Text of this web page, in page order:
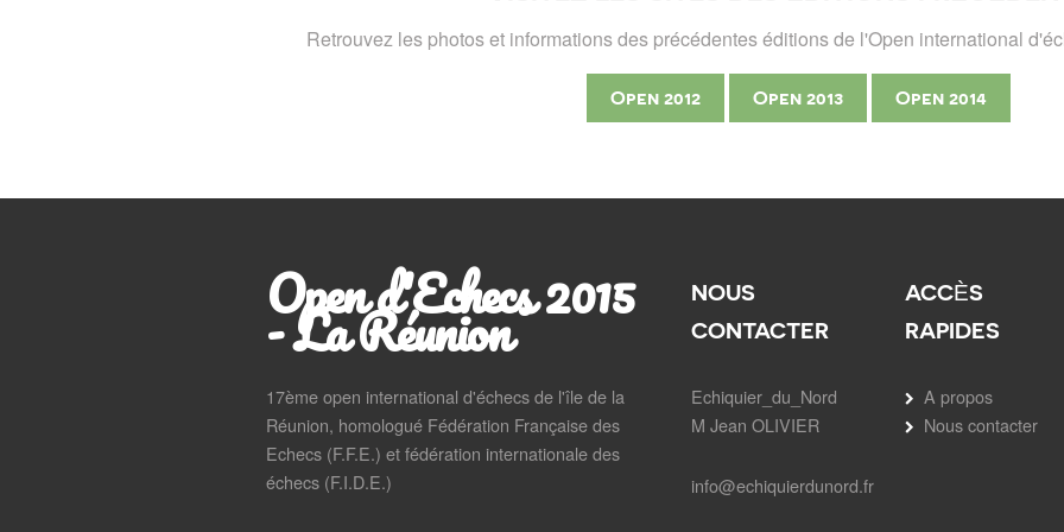
Retrouvez les photos et informations des précédentes éditions de l'Open international
Open 2012 Open 2013 Open 2014
Open d'Echecs 2015
- La Réunion
17ème open international d'échecs de l'île de la
Réunion, homologué Fédération Française des
Echecs (F.F.E.) et fédération internationale des
échecs (F.I.D.E.)
NOUS
CONTACTER
Echiquier_du_Nord
M Jean OLIVIER
info@echiquierdunord.fr
ACCÈS
RAPIDES
A propos
Nous contacter